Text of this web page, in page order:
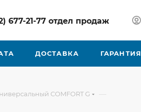
677-21-77 отдел продаж
ДОСТАВКА ГАРАНТИЯ
COMFORT G —